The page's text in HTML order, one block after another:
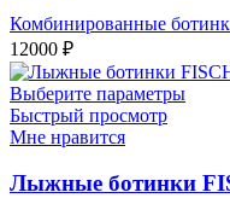
Комбинированные
12000 ₽
Выберите параметры
Быстрый просмотр
Мне нравится
Лыжные ботинки